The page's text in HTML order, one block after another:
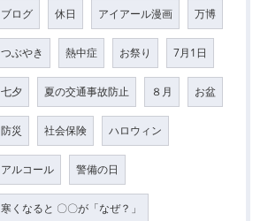
ブログ 休日 アイアール漫画 万博
つぶやき 熱中症 お祭り 7月1日
七夕 夏の交通事故防止 ８月 お盆
防災 社会保険 ハロウィン
アルコール 警備の日
寒くなると 〇〇が「なぜ？」